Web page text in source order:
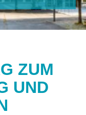
ZUM
UND